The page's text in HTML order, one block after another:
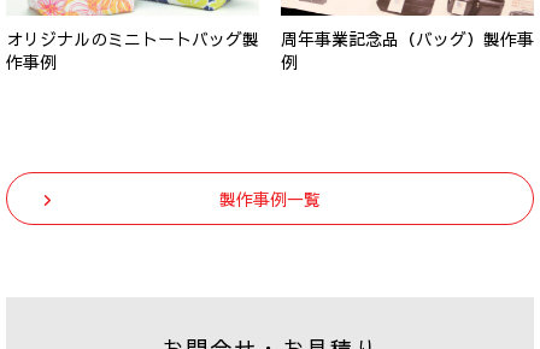
オリジナルのミニトートバッグ製
作事例
周年事業記念品（バッグ）製作事
例
製作事例一覧